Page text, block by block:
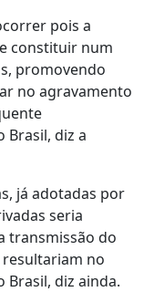
pois a
constituir num
promovendo
no agravamento
diz a
já adotadas por
seria
transmissão do
no
diz ainda.